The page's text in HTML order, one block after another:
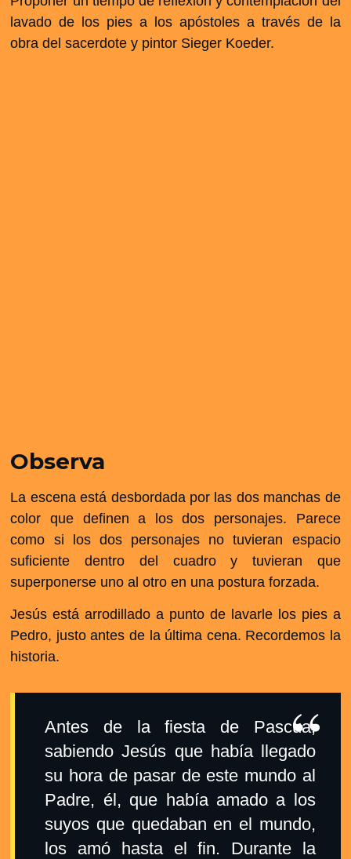
lavado de los pies a los apóstoles a través de la
obra del sacerdote y pintor Sieger Koeder.
Observa
La escena está desbordada por las dos manchas de
color que definen a los dos personajes. Parece
como si los dos personajes no tuvieran espacio
suficiente dentro del cuadro y tuvieran que
superponerse uno al otro en una postura forzada.
Jesús está arrodillado a punto de lavarle los pies a
Pedro, justo antes de la última cena. Recordemos la
historia.
Antes de la fiesta de Pascua,
sabiendo Jesús que había llegado
su hora de pasar de este mundo al
Padre, él, que había amado a los
suyos que quedaban en el mundo,
los amó hasta el fin. Durante la